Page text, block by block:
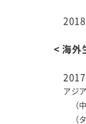
< 海外
アジア
（中
（タ